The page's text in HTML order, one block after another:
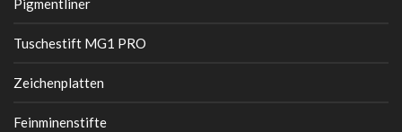
Pigmentliner
Tuschestift MG1 PRO
Zeichenplatten
Feinminenstifte